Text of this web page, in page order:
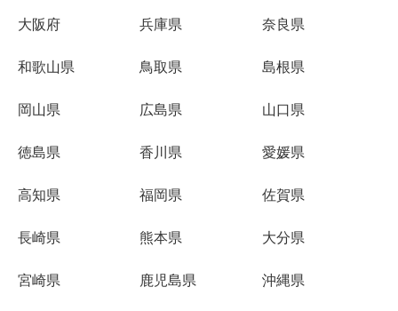
大阪府 兵庫県 奈良県
和歌山県 鳥取県 島根県
岡山県 広島県 山口県
徳島県 香川県 愛媛県
高知県 福岡県 佐賀県
長崎県 熊本県 大分県
宮崎県 鹿児島県 沖縄県